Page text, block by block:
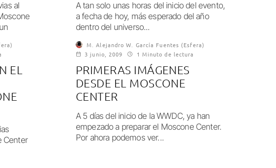
al
A tan solo unas horas del inicio del evento,
a fecha de hoy, más esperado del año
dentro del universo...
EL
Center
M. Alejandro W. García Fuentes (Esfera)
3 junio, 2009
1 Minuto de lectura
PRIMERAS IMÁGENES
DESDE EL MOSCONE
CENTER
A 5 días del inicio de la WWDC, ya han
empezado a preparar el Moscone Center.
Por ahora podemos ver...